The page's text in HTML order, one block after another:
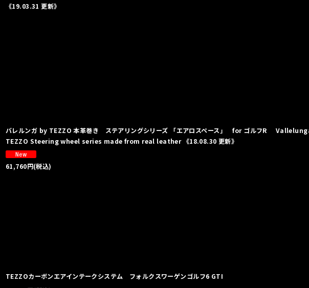
《19.03.31 更新》
バレルンガ by TEZZO 本革巻き ステアリングシリーズ 「エアロスペース」 for ゴルフR
TEZZO Steering wheel series made from real leather 《18.08.30 更新》
61,760円(税込)
TEZZOカーボンエアインテークシステム フォルクスワーゲンゴルフ6 GTI